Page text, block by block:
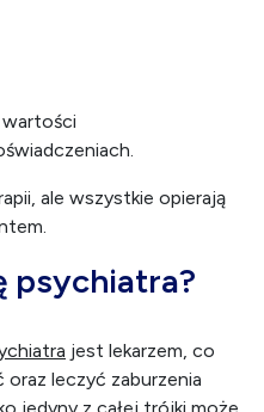
ale wszystkie opierają
psychiatra?
jest lekarzem, co
leczyć zaburzenia